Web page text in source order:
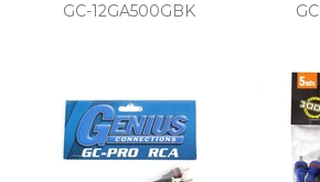
GC-12GA500GBK